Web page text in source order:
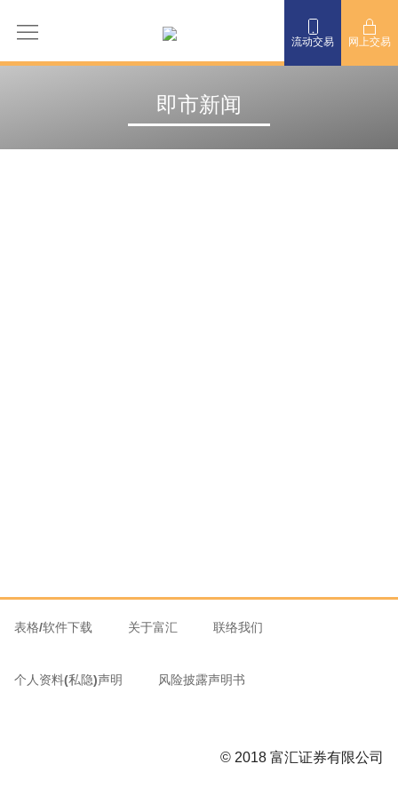
流动交易 网上交易
即市新闻
表格/软件下载 关于富汇 联络我们
个人资料(私隐)声明 风险披露声明书
© 2018 富汇证券有限公司